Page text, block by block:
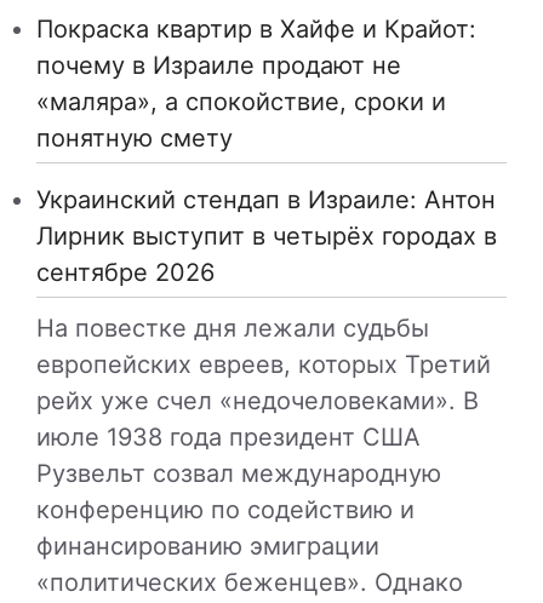
Покраска квартир в Хайфе и Крайот:
почему в Израиле продают не
«маляра», а спокойствие, сроки и
понятную смету
Украинский стендап в Израиле: Антон
Лирник выступит в четырёх городах в
сентябре 2026
На повестке дня лежали судьбы
европейских евреев, которых Третий
рейх уже счел «недочеловеками». В
июле 1938 года президент США
Рузвельт созвал международную
конференцию по содействию и
финансированию эмиграции
«политических беженцев». Однако